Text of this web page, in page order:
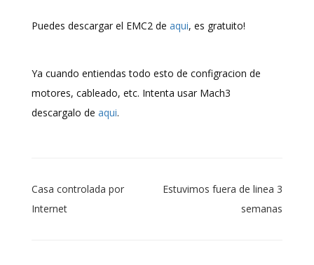
Puedes descargar el EMC2 de aqui, es gratuito!
Ya cuando entiendas todo esto de configracion de
motores, cableado, etc. Intenta usar Mach3
descargalo de aqui.
Navegación
de
Casa controlada por
Internet
Estuvimos fuera de linea 3
semanas